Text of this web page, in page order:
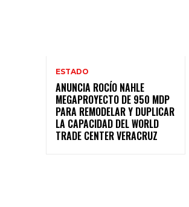
ESTADO
ANUNCIA ROCÍO NAHLE
MEGAPROYECTO DE 950 MDP
PARA REMODELAR Y DUPLICAR
LA CAPACIDAD DEL WORLD
TRADE CENTER VERACRUZ